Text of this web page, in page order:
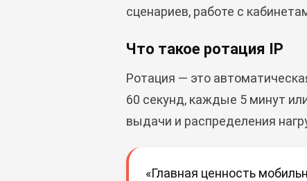
сценариев, работе с
Что такое ротация IP
Ротация — это
60 секунд, каждые 5 минут
выдачи и распределения
«Главная ценность